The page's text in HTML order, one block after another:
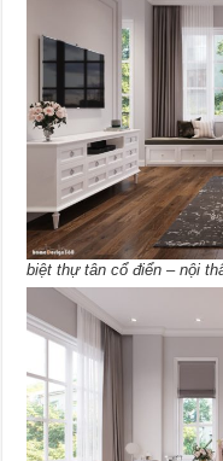
biệt thự tân cổ điển – nội